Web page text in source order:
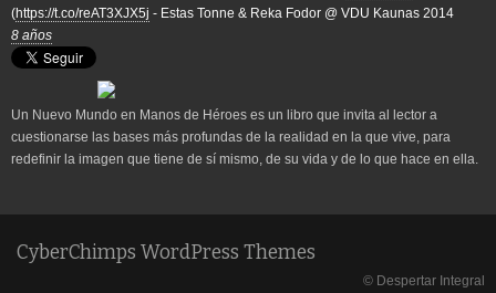
(https://t.co/reAT3XJX5j - Estas Tonne & Reka Fodor @ VDU Kaunas 2014
8 años
Un Nuevo Mundo en Manos de Héroes es un libro que invita al lector a
cuestionarse las bases más profundas de la realidad en la que vive, para
redefinir la imagen que tiene de sí mismo, de su vida y de lo que hace en ella.
CyberChimps WordPress Themes
© Despertar Integral